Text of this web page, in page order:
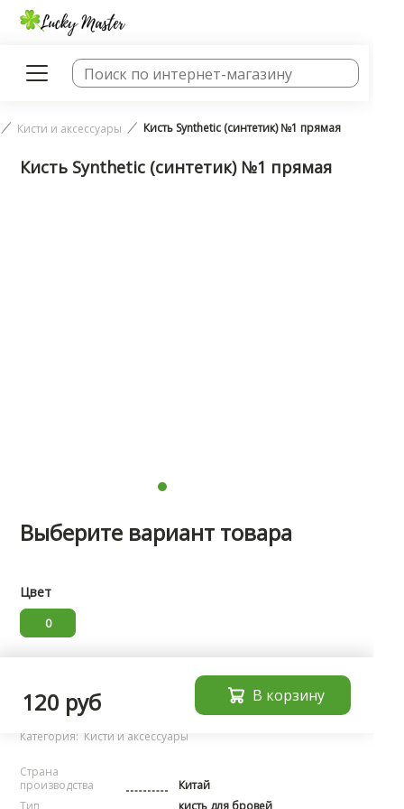
Кисти и аксессуары Кисть Synthetic (синтетик) №1 прямая
Кисть Synthetic (синтетик) №1 прямая
Выберите вариант товара
Цвет
0
Бренд:
noName
Категория: Кисти и аксессуары
Страна
производства
Китай
Тип
кисть для бровей
120 руб В корзину